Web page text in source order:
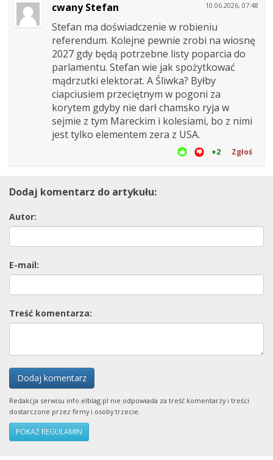
10.06.2026, 07:48
cwany Stefan
Stefan ma doświadczenie w robieniu
referendum. Kolejne pewnie zrobi na wiosnę
2027 gdy będą potrzebne listy poparcia do
parlamentu. Stefan wie jak spożytkować
mądrzutki elektorat. A Śliwka? Byłby
ciapciusiem przeciętnym w pogoni za
korytem gdyby nie darł chamsko ryja w
sejmie z tym Mareckim i kolesiami, bo z nimi
jest tylko elementem zera z USA.
+2 Zgłoś
Dodaj komentarz do artykułu:
Autor:
E-mail:
Treść komentarza:
Dodaj komentarz
Redakcja serwisu info.elblag.pl nie odpowiada za treść komentarzy i treści
dostarczone przez firmy i osoby trzecie.
POKAŻ REGULAMIN